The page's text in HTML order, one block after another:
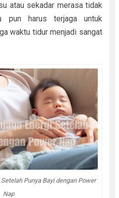
atau sekadar merasa tidak
pun harus terjaga untuk
waktu tidur menjadi sangat
Punya Bayi dengan Power
Nap